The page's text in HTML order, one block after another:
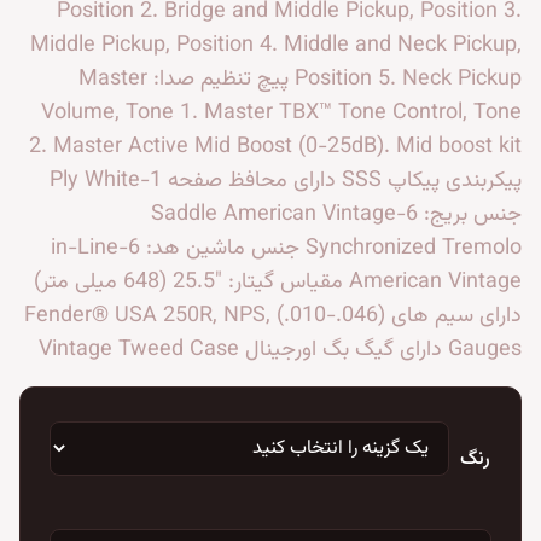
Position 2. Bridge and Middle Pickup, Position 3.
Middle Pickup, Position 4. Middle and Neck Pickup,
Position 5. Neck Pickup پیچ تنظیم صدا: Master
Volume, Tone 1. Master TBX™ Tone Control, Tone
2. Master Active Mid Boost (0-25dB). Mid boost kit
پیکربندی پیکاپ SSS دارای محافظ صفحه 1-Ply White
جنس بریج: 6-Saddle American Vintage
Synchronized Tremolo جنس ماشین هد: 6-in-Line
American Vintage مقیاس گیتار: "25.5 (648 میلی متر)
دارای سیم های (Fender® USA 250R, NPS, (.010-.046
Gauges دارای گیگ بگ اورجینال Vintage Tweed Case
رنگ